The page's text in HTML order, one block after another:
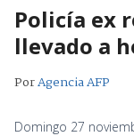
Policía ex
llevado a
PorAgencia AFP
Domingo 27